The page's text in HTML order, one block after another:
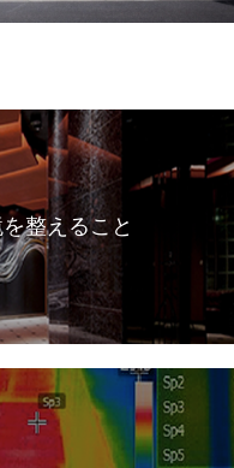
整えること